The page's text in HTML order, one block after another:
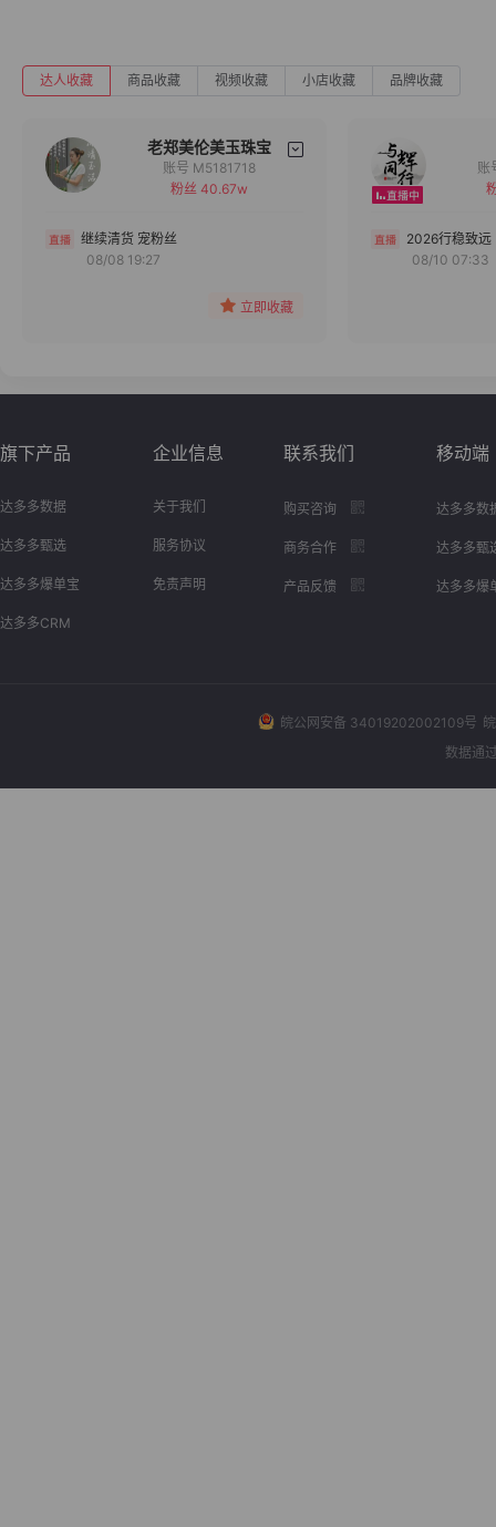
达人收藏 商品收藏 视频收藏 小店收藏 品牌收藏
老郑美伦美玉珠宝
备注
账号 M5181718
粉丝 40.67w
继续清货 宠粉丝
08/08 19:27
立即收藏
2026行稳致远
08/10 07:33
旗下产品
达多多数据
达多多甄选
达多多爆单宝
达多多CRM
企业信息
关于我们
服务协议
免责声明
联系我们
购买咨询
商务合作
产品反馈
移动端
达多多数
达多多甄
达多多爆
皖公网安备 34019202002109号
数据通